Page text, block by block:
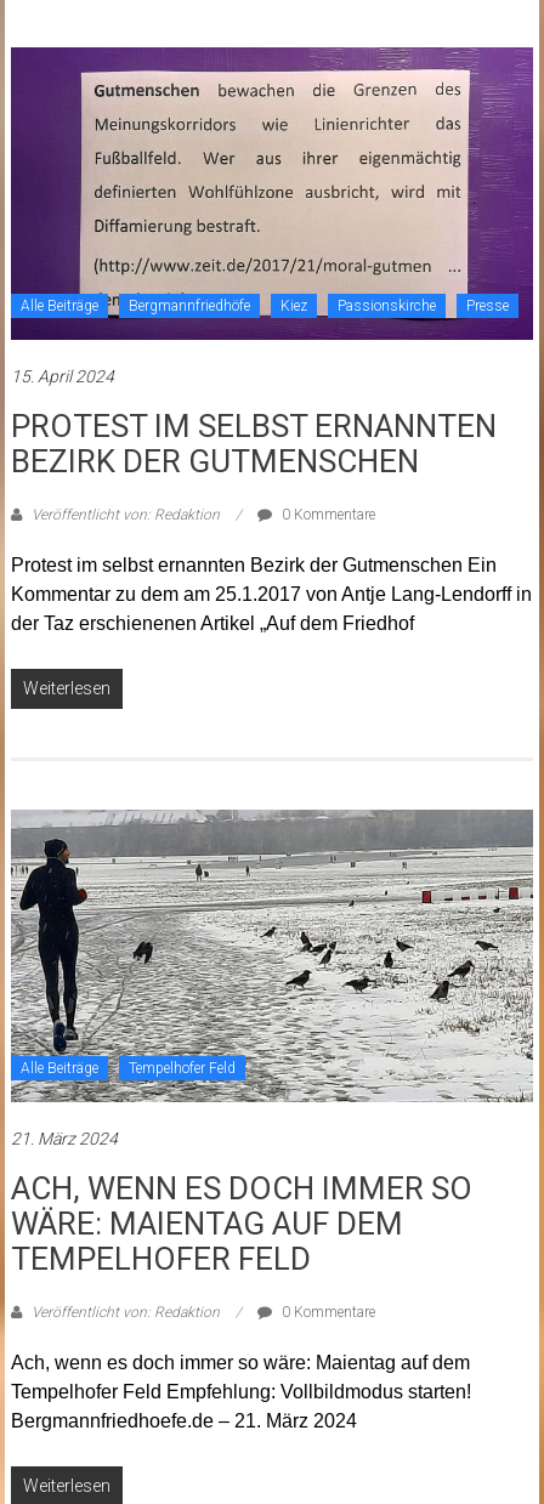
Alle Beiträge Bergmannfriedhöfe Kiez Passionskirche Presse
15. April 2024
PROTEST IM SELBST ERNANNTEN
BEZIRK DER GUTMENSCHEN
Veröffentlicht von: Redaktion 0 Kommentare
Protest im selbst ernannten Bezirk der Gutmenschen Ein
Kommentar zu dem am 25.1.2017 von Antje Lang-Lendorff in
der Taz erschienenen Artikel „Auf dem Friedhof
Weiterlesen
Alle Beiträge Tempelhofer Feld
21. März 2024
ACH, WENN ES DOCH IMMER SO
WÄRE: MAIENTAG AUF DEM
TEMPELHOFER FELD
Veröffentlicht von: Redaktion 0 Kommentare
Ach, wenn es doch immer so wäre: Maientag auf dem
Tempelhofer Feld Empfehlung: Vollbildmodus starten!
Bergmannfriedhoefe.de – 21. März 2024
Weiterlesen